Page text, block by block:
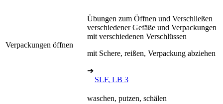
Verpackungen öffnen
Übungen zum Öffnen und Verschließen
verschiedener Gefäße und Verpackungen
mit verschiedenen Verschlüssen
mit Schere, reißen, Verpackung abziehen
➔
SLF, LB 3
waschen, putzen, schälen